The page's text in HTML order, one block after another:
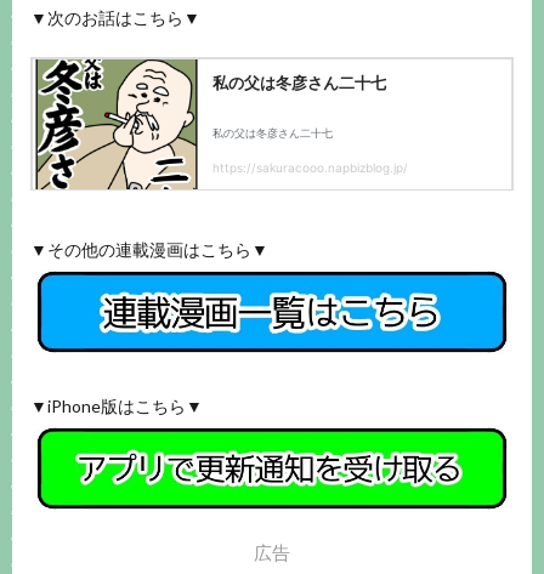
▼次のお話はこちら▼
▼その他の連載漫画はこちら▼
▼iPhone版はこちら▼
広告